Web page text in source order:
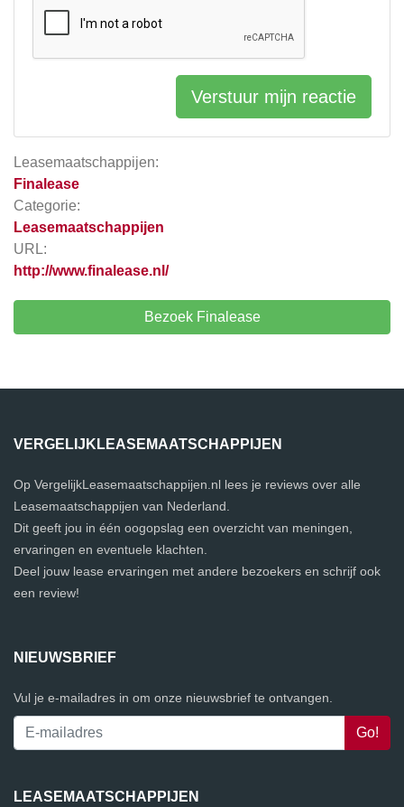
Leasemaatschappijen:
Finalease
Categorie:
Leasemaatschappijen
URL:
http://www.finalease.nl/
Bezoek Finalease
Verstuur mijn reactie
VERGELIJKLEASEMAATSCHAPPIJEN
Op VergelijkLeasemaatschappijen.nl lees je reviews over alle
Leasemaatschappijen van Nederland.
Dit geeft jou in één oogopslag een overzicht van meningen,
ervaringen en eventuele klachten.
Deel jouw lease ervaringen met andere bezoekers en schrijf ook
een review!
NIEUWSBRIEF
Vul je e-mailadres in om onze nieuwsbrief te ontvangen.
LEASEMAATSCHAPPIJEN